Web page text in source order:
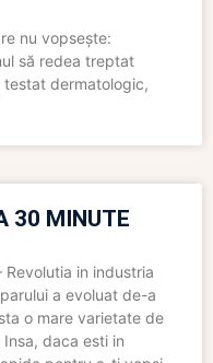
nu vopsește:
să redea treptat
testat dermatologic,
30 MINUTE
Revolutia in industria
a evoluat de-a
o mare varietate de
daca esti in